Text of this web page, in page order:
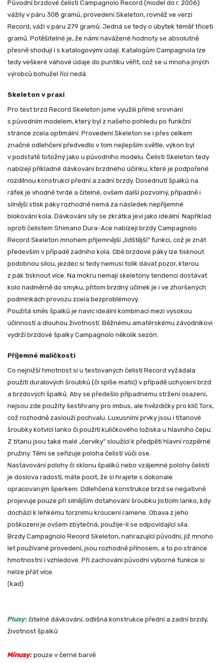
Původní brzdové čelisti Campagnolo Record (model do r. 2006)
vážily v páru 308 gramů, provedení Skeleton, rovněž ve verzi
Record, váží v páru 279 gramů. Jedná se tedy o úbytek téměř třiceti
gramů. Potěšitelné je, že námi navážené hodnoty se absolutně
přesně shodují i s katalogovými údaji. Katalogům Campagnola lze
tedy veškeré váhové údaje do puntíku věřit, což se u mnoha jiných
výrobců bohužel říci nedá.
Skeleton v praxi
Pro test brzd Record Skeleton jsme využili přímé srovnání
s původním modelem, který byl z našeho pohledu po funkční
stránce zcela optimální. Provedení Skeleton se i přes celkem
značné odlehčení předvedlo v tom nejlepším světle, výkon byl
v podstatě totožný jako u původního modelu. Čelisti Skeleton tedy
nabízejí příkladné dávkování brzdného účinku, které je podpořené
rozdílnou konstrukcí přední a zadní brzdy. Dosednutí špalků na
ráfek je vhodně tvrdé a čitelné, ovšem další pozvolný, případně i
silnější stisk páky rozhodně nemá za následek nepříjemné
blokování kola. Dávkování síly se zkrátka jeví jako ideální. Například
oproti čelistem Shimano Dura-Ace nabízejí brzdy Campagnolo
Record Skeleton mnohem příjemnější „lidštější“ funkci, což je znát
především v případě zadního kola. Obě brzdové páky lze tisknout
podobnou silou, jezdec si tedy nemusí tolik dávat pozor, kterou
z pák tisknout více. Na mokru nemají skeletony tendenci dostávat
kolo nadměrně do smyku, přitom brzdný účinek je i ve zhoršených
podmínkách provozu zcela bezproblémový.
Použitá směs špalků je navíc ideální kombinací mezi vysokou
účinností a dlouhou životností. Běžnému amatérskému závodníkovi
vydrží brzdové špalky Campagnolo několik sezón.
Příjemné maličkosti
Co nejnižší hmotnost si u testovaných čelistí Record vyžádala
použití duralových šroubků (či spíše matic) v případě uchycení brzd
a brzdových špalků. Aby se předešlo případnému stržení osazení,
nejsou zde použity šestihrany pro imbus, ale hvězdičky pro klíč Torx,
což rozhodně zaslouží pochvalu. Luxusními prvky jsou i titanové
šroubky kotvící lanko či použití kuličkového ložiska u hlavního čepu.
Z titanu jsou také malé „červíky“ sloužící k předpětí hlavní rozpěrné
pružiny. Těmi se seřizuje poloha čelistí vůči ose.
Nastavování polohy či sklonu špalíků nebo vzájemné polohy čelistí
je doslova radostí, máte pocit, že si hrajete s dokonale
opracovaným šperkem. Odlehčená konstrukce brzd se negativně
projevuje pouze při silnějším dotahování šroubku jistícím lanko, kdy
dochází k lehkému torznímu kroucení ramene. Obava z jeho
poškození je ovšem zbytečná, použije-li se odpovídající síla.
Brzdy Campagnolo Record Skeleton, nahrazující původní, již mnoho
let používané provedení, jsou rozhodně přínosem, a to po stránce
hmotnostní i vzhledové. Při zachování původní výborné funkce si
nelze přát více.
(kad)
Plusy: čitelné dávkování, odlišná konstrukce přední a zadní brzdy,
životnost špalků
Mínusy: pouze v černé barvě